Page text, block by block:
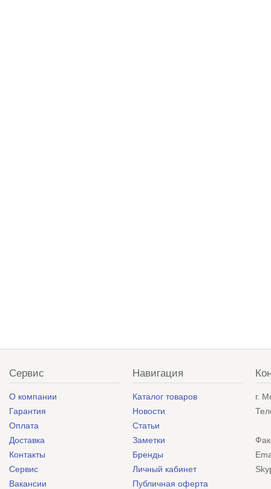
Сервис
О компании
Гарантия
Оплата
Доставка
Контакты
Сервис
Вакансии
Навигация
Каталог товаров
Новости
Статьи
Заметки
Бренды
Личный кабинет
Публичная оферта
г.